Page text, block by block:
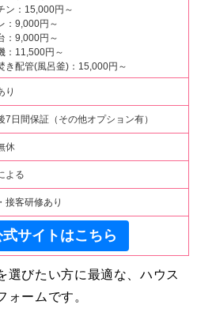
ン：15,000円～
：9,000円～
：9,000円～
：11,500円～
き配管(風呂釜)：15,000円～
り
7日間保証（その他オプション有）
休
よる
接客研修あり
式サイトはこちら
選びたい方に最適な、ハウス
ォームです。